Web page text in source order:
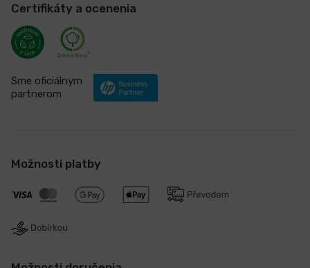
Certifikáty a ocenenia
Sme oficiálnym
partnerom
Možnosti platby